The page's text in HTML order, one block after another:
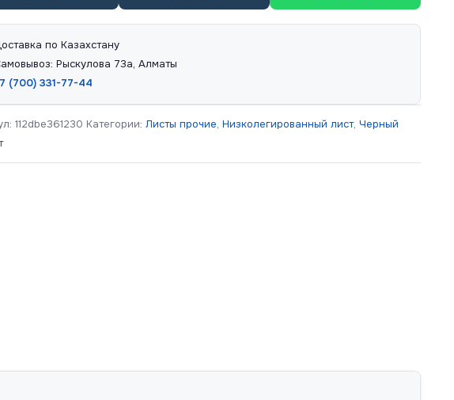
по Казахстану
Рыскулова 73а, Алматы
(700) 331-77-44
112dbe361230 Категории:Листы прочие,Низколегированный лист,Черный